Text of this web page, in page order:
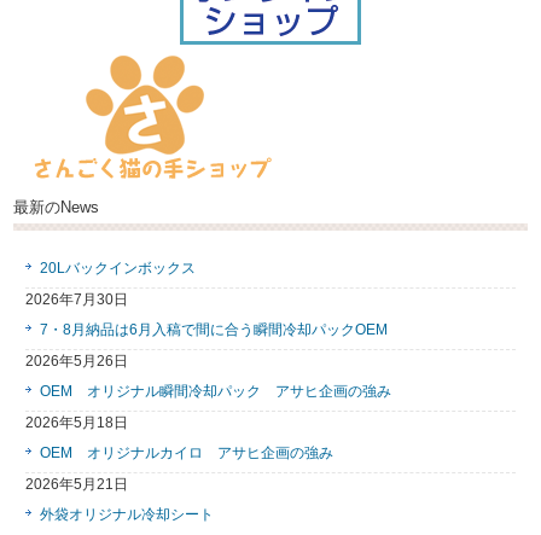
最新のNews
20Lバックインボックス
2026年7月30日
7・8月納品は6月入稿で間に合う瞬間冷却パックOEM
2026年5月26日
OEM オリジナル瞬間冷却パック アサヒ企画の強み
2026年5月18日
OEM オリジナルカイロ アサヒ企画の強み
2026年5月21日
外袋オリジナル冷却シート